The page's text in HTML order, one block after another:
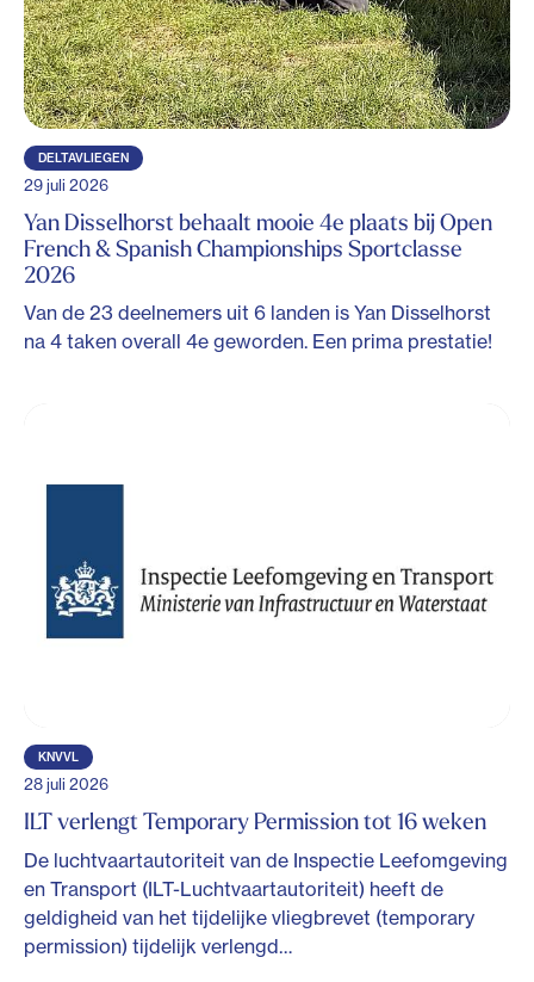
DELTAVLIEGEN
29 juli 2026
Yan Disselhorst behaalt mooie 4e plaats bij Open
French & Spanish Championships Sportclasse
2026
Van de 23 deelnemers uit 6 landen is Yan Disselhorst
na 4 taken overall 4e geworden. Een prima prestatie!
KNVVL
28 juli 2026
ILT verlengt Temporary Permission tot 16 weken
De luchtvaartautoriteit van de Inspectie Leefomgeving
en Transport (ILT-Luchtvaartautoriteit) heeft de
geldigheid van het tijdelijke vliegbrevet (temporary
permission) tijdelijk verlengd…